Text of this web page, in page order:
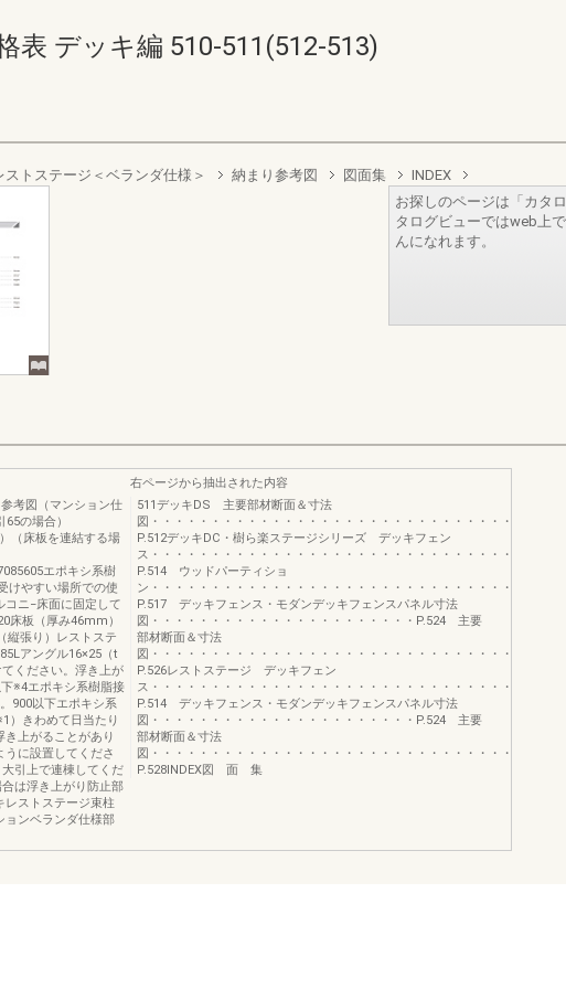
表 デッキ編 510-511(512-513)
ストステージ＜ベランダ仕様＞ 納まり参考図 図面集 INDEX
お探しのページは「カタ
タログビューではweb上
んになれます。
考図（マンション仕
の場合）
（床板を連結する場
エポキシ系樹
けやすい場所での使
コニ−床面に固定して
床板（厚み46mm）
縦張り）レストステ
アングル16×25（t
ください。浮き上が
※4エポキシ系樹脂接
900以下エポキシ系
）きわめて日当たり
上がることがあり
うに設置してくださ
引上で連棟してくだ
は浮き上がり防止部
レストステージ束柱
ョンベランダ仕様部
右ページから抽出された内容
511デッキDS 主要部材断面＆寸法
図・・・・・・・・・・・・・・・・・・・・・・・・・・・・・・・・・・
P.512デッキDC・樹ら楽ステージシリーズ デッキフェン
ス・・・・・・・・・・・・・・・・・・・・・・・・・・・・・・・・・
P.514 ウッドパーティショ
ン・・・・・・・・・・・・・・・・・・・・・・・・・・・・・・・・・・
P.517 デッキフェンス・モダンデッキフェンスパネル寸法
図・・・・・・・・・・・・・・・・・・・・・・P.524 主要
部材断面＆寸法
図・・・・・・・・・・・・・・・・・・・・・・・・・・・・・・・・・・
P.526レストステージ デッキフェン
ス・・・・・・・・・・・・・・・・・・・・・・・・・・・・・・・・・
P.514 デッキフェンス・モダンデッキフェンスパネル寸法
図・・・・・・・・・・・・・・・・・・・・・・P.524 主要
部材断面＆寸法
図・・・・・・・・・・・・・・・・・・・・・・・・・・・・・・・・・・
P.528INDEX図 面 集